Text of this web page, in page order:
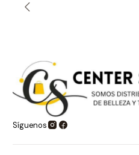
Síguenos